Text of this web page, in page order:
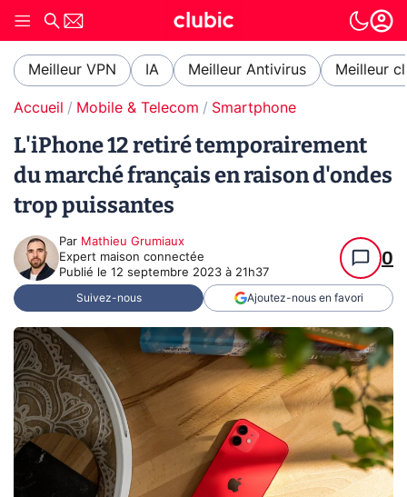
Meilleur VPN IA Meilleur Antivirus Meilleur
Accueil Mobile & Telecom Smartphone
L'iPhone 12 retiré temporairement
du marché français en raison d'ondes
trop puissantes
Par Mathieu Grumiaux
Expert maison connectée
Publié le 12 septembre 2023 à 21h37
0
Suivez-nous Ajoutez-nous en favori